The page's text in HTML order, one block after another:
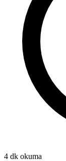
4 dk okuma